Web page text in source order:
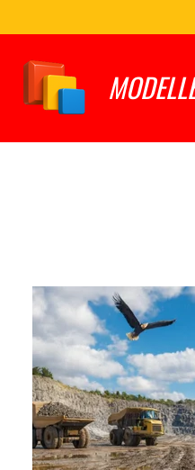
Hauptinhalt
springen